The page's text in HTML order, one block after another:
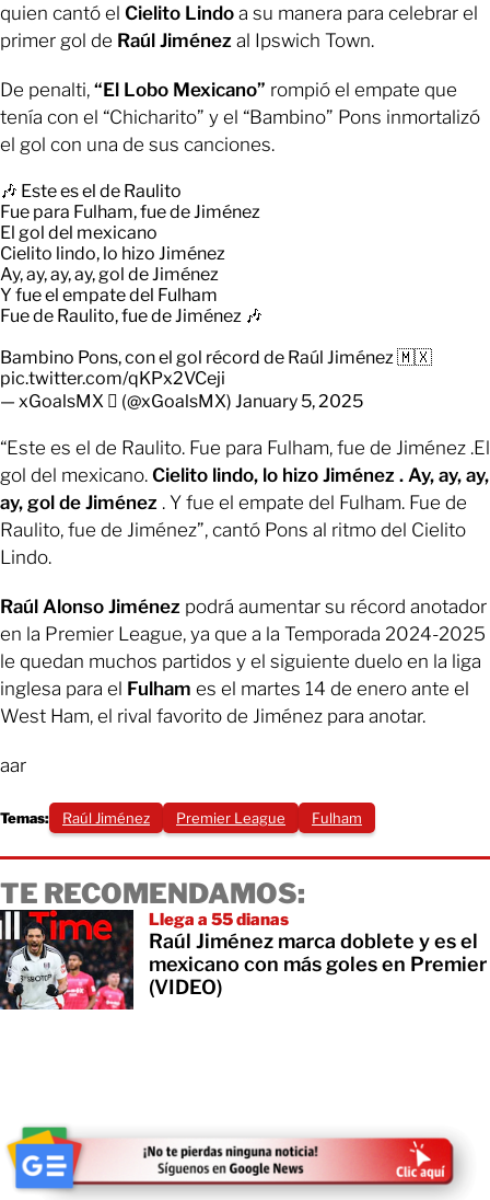
quien cantó el Cielito Lindo a su manera para celebrar el
primer gol de Raúl Jiménez al Ipswich Town.
De penalti, “El Lobo Mexicano” rompió el empate que
tenía con el “Chicharito” y el “Bambino” Pons inmortalizó
el gol con una de sus canciones.
🎶 Este es el de Raulito
Fue para Fulham, fue de Jiménez
El gol del mexicano
Cielito lindo, lo hizo Jiménez
Ay, ay, ay, ay, gol de Jiménez
Y fue el empate del Fulham
Fue de Raulito, fue de Jiménez 🎶
Bambino Pons, con el gol récord de Raúl Jiménez 🇲🇽
pic.twitter.com/qKPx2VCeji
— xGoalsMX  (@xGoalsMX) January 5, 2025
“Este es el de Raulito. Fue para Fulham, fue de Jiménez .El
gol del mexicano. Cielito lindo, lo hizo Jiménez . Ay, ay, ay,
ay, gol de Jiménez . Y fue el empate del Fulham. Fue de
Raulito, fue de Jiménez”, cantó Pons al ritmo del Cielito
Lindo.
Raúl Alonso Jiménez podrá aumentar su récord anotador
en la Premier League, ya que a la Temporada 2024-2025
le quedan muchos partidos y el siguiente duelo en la liga
inglesa para el Fulham es el martes 14 de enero ante el
West Ham, el rival favorito de Jiménez para anotar.
aar
Temas: Raúl Jiménez Premier League Fulham
TE RECOMENDAMOS:
Llega a 55 dianas
Raúl Jiménez marca doblete y es el
mexicano con más goles en Premier
(VIDEO)